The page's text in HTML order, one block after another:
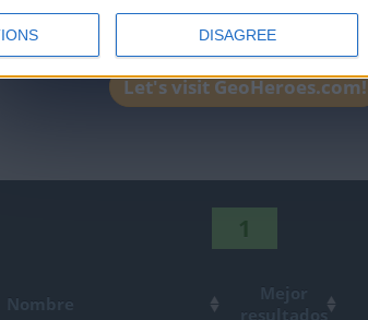
DISAGREE
1
Nombre
Mejor
resultados
Let's visit GeoHeroes.com!